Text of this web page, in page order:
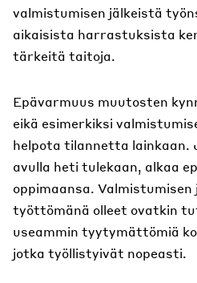
valmistumisen jälkeistä
aikaisista harrastuksista
tärkeitä taitoja.
Epävarmuus muutosten
eikä esimerkiksi
helpota tilannetta lainkaan.
avulla heti tulekaan, alkaa
oppimaansa. Valmistumisen
työttömänä olleet ovatkin
useammin tyytymättömiä
jotka työllistyivät nopeasti.